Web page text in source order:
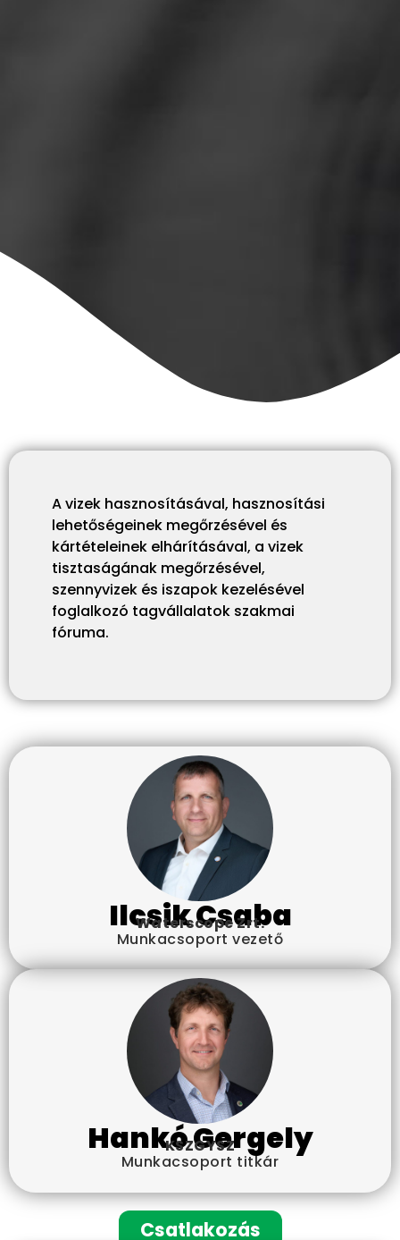
A vizek hasznosításával, hasznosítási
lehetőségeinek megőrzésével és
kártételeinek elhárításával, a vizek
tisztaságának megőrzésével,
szennyvizek és iszapok kezelésével
foglalkozó tagvállalatok szakmai
fóruma.
Ilcsik Csaba
Waterscope Zrt.
Munkacsoport vezető
Hankó Gergely
KSZGYSZ
Munkacsoport titkár
Csatlakozás